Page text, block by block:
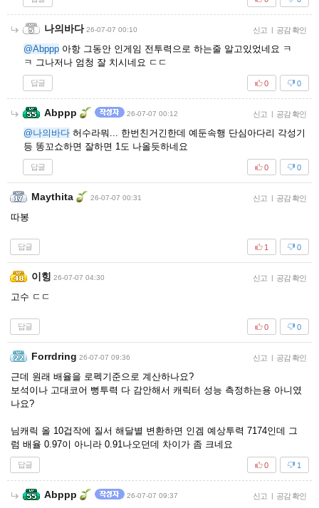
나의바다 26-07-07 00:10 신고 | 공감 확인
@Abppp 아항 그동안 인게임 전투력으로 하는줄 알고있었네요 ㅋ
ㅋ 그나저나 엄청 잘 치시네요 ㄷㄷ
답글 0
0
Abppp 26-07-07 00:12 신고 | 공감 확인
@나의바다 허수라뭐... 한번친거긴한데 예둔속행 단심아다리 각성기
등 똥꼬쇼하면 잘하면 1도 나올듯하네요
답글 0
0
Maythita 26-07-07 00:31 신고 | 공감 확인
따봉
답글 0
1
이힝 26-07-07 04:30 신고 | 공감 확인
고수 ㄷㄷ
답글 0
0
Forrdring 26-07-07 09:36 신고 | 공감 확인
근데 원래 배율을 로펙기준으로 계산하나요?
보석이나 고대코어 뻥투력 다 감안해서 캐릭터 성능 측정하는용 아니였
나요?
님캐릭 올 10겁작에 질서 해달별 변환하면 인겜 예상투력 7174인데 그
럼 배율 0.97이 아니라 0.91나오던데 차이가 좀 크네요
답글 1
0
Abppp 26-07-07 09:37 신고 | 공감 확인